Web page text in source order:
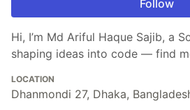
Follow
Hi, I’m Md Ariful Haque Sajib, a
shaping ideas into code — find
LOCATION
Dhanmondi 27, Dhaka,